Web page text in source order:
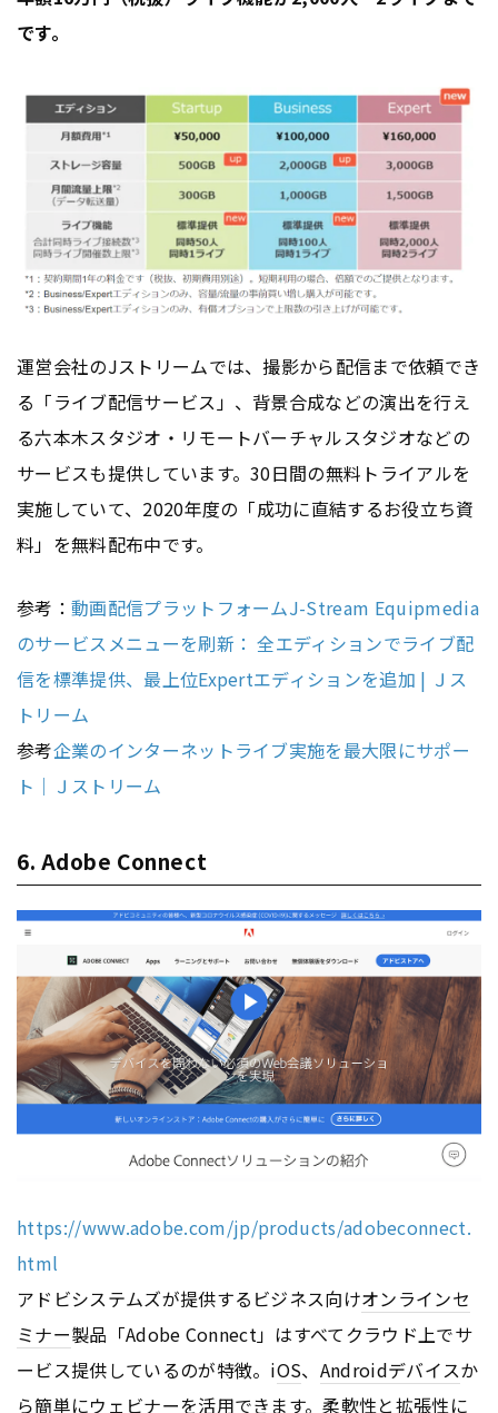
です。
運営会社のJストリームでは、撮影から配信まで依頼でき
る「ライブ配信サービス」、背景合成などの演出を行え
る六本木スタジオ・リモートバーチャルスタジオなどの
サービスも提供しています。30日間の無料トライアルを
実施していて、2020年度の「成功に直結するお役立ち資
料」を無料配布中です。
参考： 動画配信プラットフォームJ-Stream Equipmedia
のサービスメニューを刷新： 全エディションでライブ配
信を標準提供、最上位Expertエディションを追加 | Ｊス
トリーム
参考企業のインターネットライブ実施を最大限にサポー
ト｜Ｊストリーム
6. Adobe Connect
https://www.adobe.com/jp/products/adobeconnect.
html
アドビシステムズが提供するビジネス向けオンラインセ
ミナー製品「Adobe Connect」はすべてクラウド上でサ
ービス提供しているのが特徴。iOS、 Androidデバイスか
ら簡単にウェビナーを活用できます。柔軟性と拡張性に